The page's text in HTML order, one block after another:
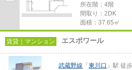
所在階：4階
間取り：2DK
面積：37.65㎡
賃貸｜マンション エスポワール
武蔵野線 「 東川口 」駅 徒